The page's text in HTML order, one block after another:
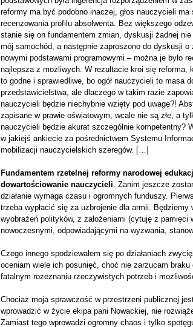
reformy ma być podobno inaczej, głos nauczycieli
recenzowania profilu absolwenta. Bez większego
stanie się on fundamentem zmian, dyskusji żadnej
mój samochód, a następnie zaproszono do dyskusji
nowymi podstawami programowymi – można je było
najlepsza z możliwych. W rezultacie kroi się reforma,
to godne i sprawiedliwe, bo ogół nauczycieli to masa
przedstawicielstwa, ale dlaczego w takim razie
nauczycieli będzie niechybnie wzięty pod uwagę?!
zapisane w prawie oświatowym, wcale nie są złe, a
nauczycieli będzie akurat szczególnie kompetentny?
w jakiejś ankiecie za pośrednictwem Systemu
mobilizacji nauczycielskich szeregów. […]
Fundamentem rzetelnej reformy narodowej
dowartościowanie nauczycieli. Zanim jeszcze
działanie wymaga czasu i ogromnych funduszy.
trzeba wypłacić się za uzbrojenie dla armii.
wyobrażeń polityków, z założeniami (cytuję z pamięci
nowoczesnymi, odpowiadającymi na wyzwania,
Czego innego spodziewałem się po działaniach
oceniam wiele ich posunięć, choć nie zarzucam
fatalnym rozeznaniu rzeczywistych potrzeb i
Chociaż moja sprawczość w przestrzeni publicznej
wprowadzić w życie ekipa pani Nowackiej, nie
Zamiast tego wprowadzi ogromny chaos i tylko